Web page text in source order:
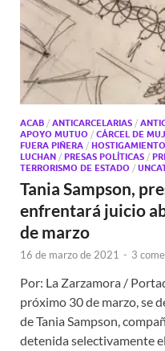
ACAB / ANTICARCELARIAS /
APOYO MUTUO / CÁRCEL DE
FUERA PIÑERA / HOSTIGAMIENTO
LUCHAN / PRESAS POLÍTICAS /
TERRORISMO DE ESTADO /
Tania Sampson,
enfrentará juicio
de marzo
16 de marzo de 2021 - 3
Por: La Zarzamora /
próximo 30 de marzo, se
de Tania Sampson,
detenida selectivamente